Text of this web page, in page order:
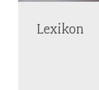
Lexikon